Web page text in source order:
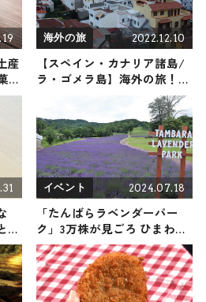
産
子
ら
海外の旅 2022.12.10
【スペイン・カナリア諸島/
ラ・ゴメラ島】海外の旅！お
すすめ観光スポットやグルメ
新
イベント 2024.07.18
「たんばらラベンダーパー
ク」3万株が見ごろ ひまわり
＆ハートの畑も